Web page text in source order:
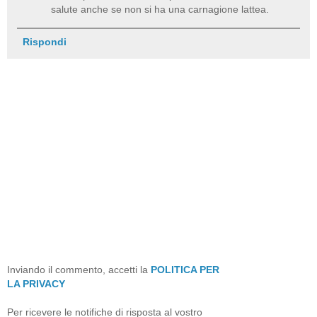
salute anche se non si ha una carnagione lattea.
Rispondi
Inviando il commento, accetti la POLITICA PER
LA PRIVACY
Per ricevere le notifiche di risposta al vostro